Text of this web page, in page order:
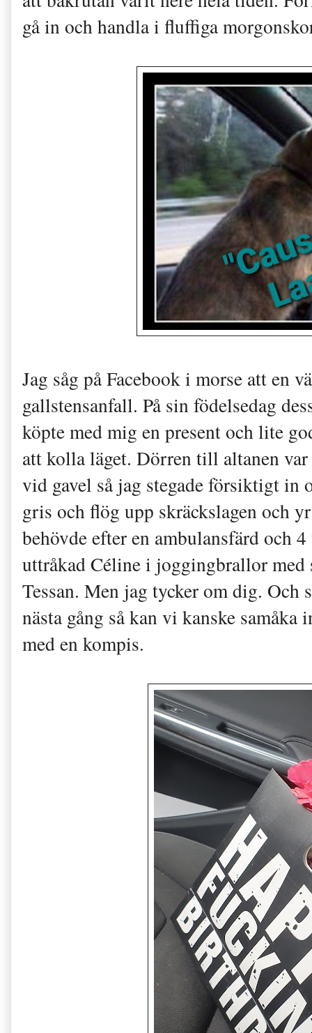
gå in och handla i fluffiga
Jag såg på Facebook i morse att en
gallstensanfall. På sin födelsedag
köpte med mig en present och lite
att kolla läget. Dörren till altanen
vid gavel så jag stegade försiktigt in
gris och flög upp skräckslagen och
behövde efter en ambulansfärd och
uttråkad Céline i joggingbrallor
Tessan. Men jag tycker om dig.
nästa gång så kan vi kanske
med en kompis.